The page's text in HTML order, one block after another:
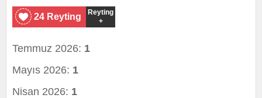
24 Reyting
Reyting
+
Temmuz 2026: 1
Mayıs 2026: 1
Nisan 2026: 1